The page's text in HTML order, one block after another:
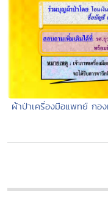
ผ้าป่าเครื่องมือแพทย์ กอ